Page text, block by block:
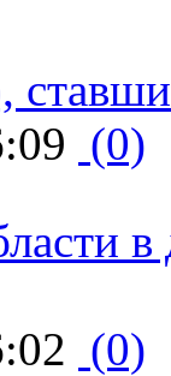
(0)
в
(0)